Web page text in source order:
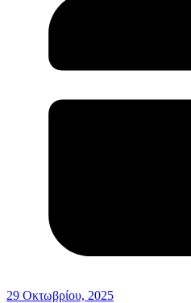
29 Οκτωβρίου, 2025